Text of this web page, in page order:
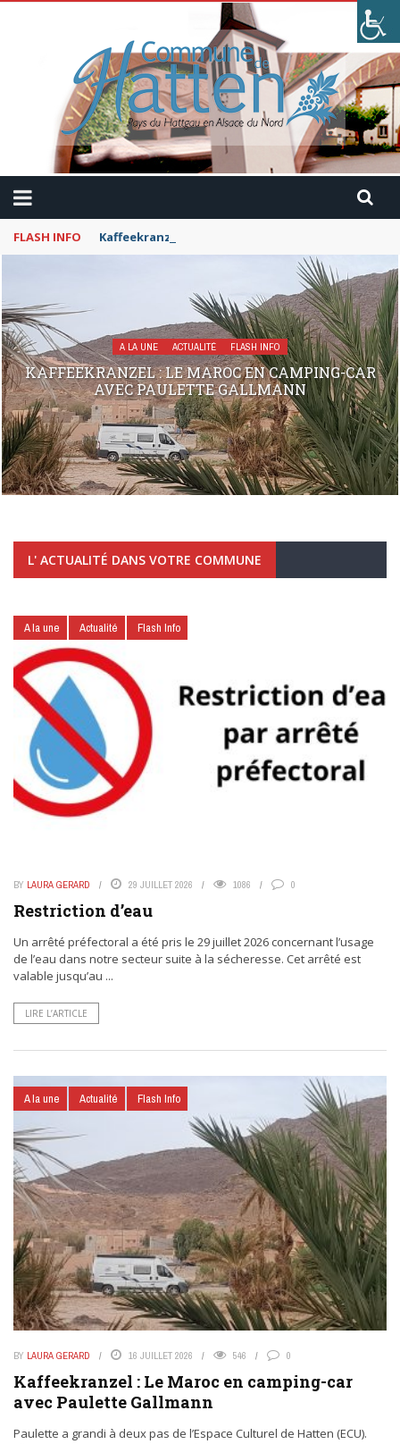
FLASH INFO Kaffeekranzel : Le Maroc en camping-car avec
A LA UNE ACTUALITÉ FLASH INFO
KAFFEEKRANZEL : LE MAROC EN CAMPING-CAR
AVEC PAULETTE GALLMANN
L' ACTUALITÉ DANS VOTRE COMMUNE
A la une Actualité Flash Info
BY LAURA GERARD 29 JUILLET 2026 1086 0
Restriction d’eau
Un arrêté préfectoral a été pris le 29 juillet 2026 concernant l’usage
de l’eau dans notre secteur suite à la sécheresse. Cet arrêté est
valable jusqu’au ...
LIRE L’ARTICLE
A la une Actualité Flash Info
BY LAURA GERARD 16 JUILLET 2026 546 0
Kaffeekranzel : Le Maroc en camping-car
avec Paulette Gallmann
Paulette a grandi à deux pas de l’Espace Culturel de Hatten (ECU).